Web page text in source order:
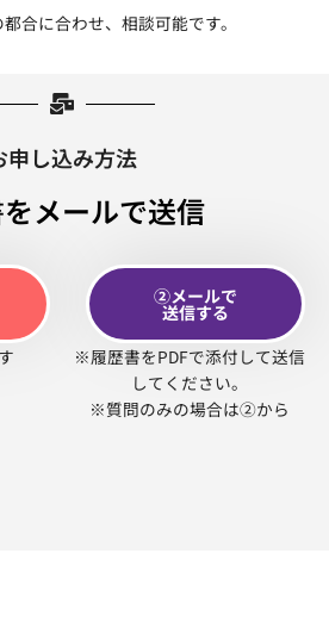
合に合わせ、相談可能です。
申し込み方法
メールで送信
②メールで
送信する
※履歴書をPDFで添付して送信
してください。
※質問のみの場合は②から